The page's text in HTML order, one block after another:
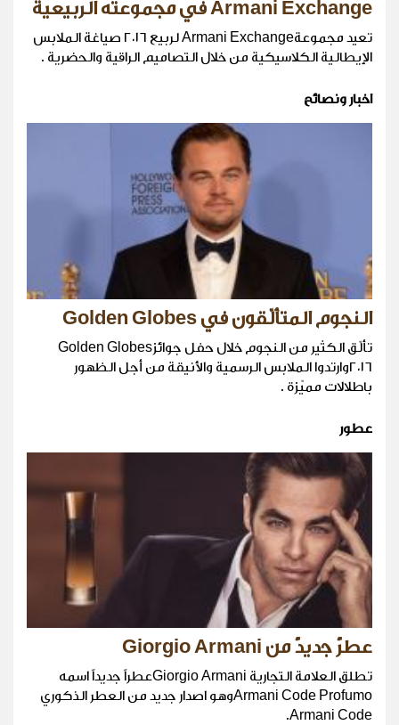
Armani Exchange في مجموعته الربيعية
تعيد مجموعةArmani Exchange لربيع ٢٠١٦ صياغة الملابس
الإيطالية الكلاسيكية من خلال التصاميم الراقية والحضرية .
اخبار ونصائح
النجوم المتألّقون في Golden Globes
تألّق الكثير من النجوم خلال حفل جوائزGolden Globes
٢٠١٦وارتدوا الملابس الرسمية والأنيقة من أجل الظهور
باطلالات مميّزة .
عطور
عطرٌ جديدٌ من Giorgio Armani
تطلق العلامة التجارية Giorgio Armaniعطراً جديداً اسمه
Armani Code Profumoوهو اصدار جديد من العطر الذكوري
Armani Code.